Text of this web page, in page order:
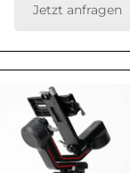
Jetzt anfragen